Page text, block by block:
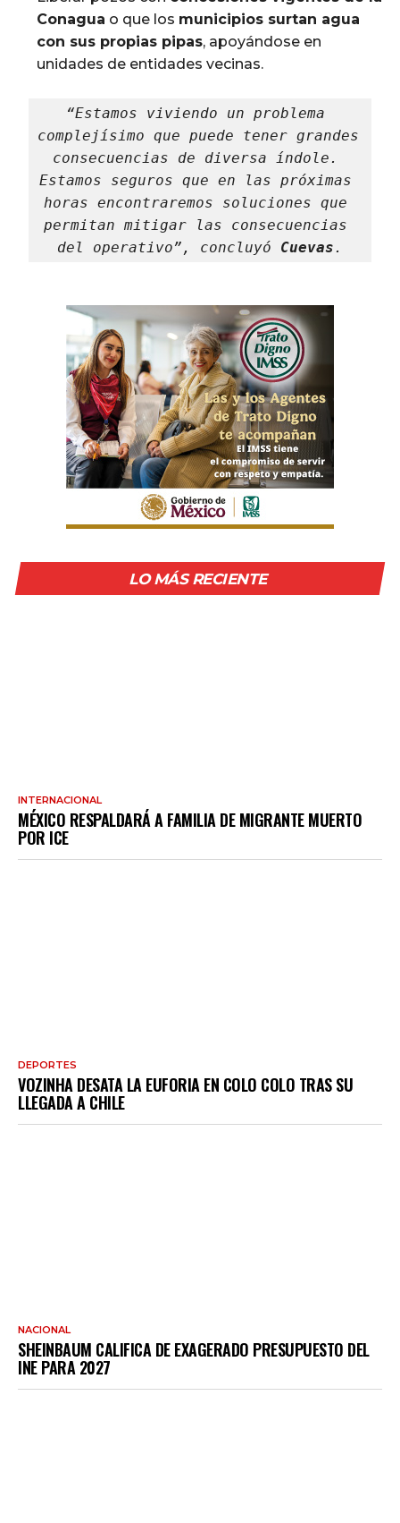
Conagua o que los municipios surtan agua
con sus propias pipas, apoyándose en
unidades de entidades vecinas.
“Estamos viviendo un problema
complejísimo que puede tener grandes
consecuencias de diversa índole.
Estamos seguros que en las próximas
horas encontraremos soluciones que
permitan mitigar las consecuencias
del operativo”, concluyó Cuevas.
LO MÁS RECIENTE
INTERNACIONAL
MÉXICO RESPALDARÁ A FAMILIA DE MIGRANTE MUERTO
POR ICE
DEPORTES
VOZINHA DESATA LA EUFORIA EN COLO COLO TRAS SU
LLEGADA A CHILE
NACIONAL
SHEINBAUM CALIFICA DE EXAGERADO PRESUPUESTO DEL
INE PARA 2027